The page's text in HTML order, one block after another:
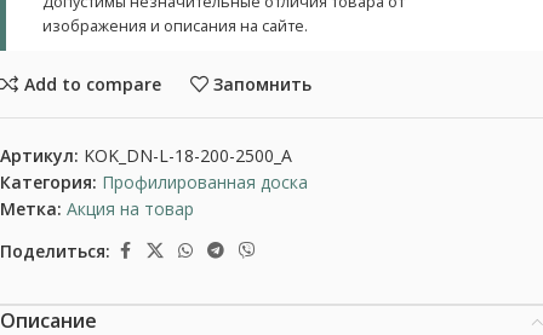
изображения и описания на сайте.
Add to compare Запомнить
Артикул: KOK_DN-L-18-200-2500_A
Категория: Профилированная доска
Метка: Акция на товар
Поделиться:
Описание